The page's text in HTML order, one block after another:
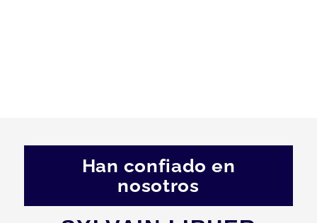
Han confiado en
nosotros